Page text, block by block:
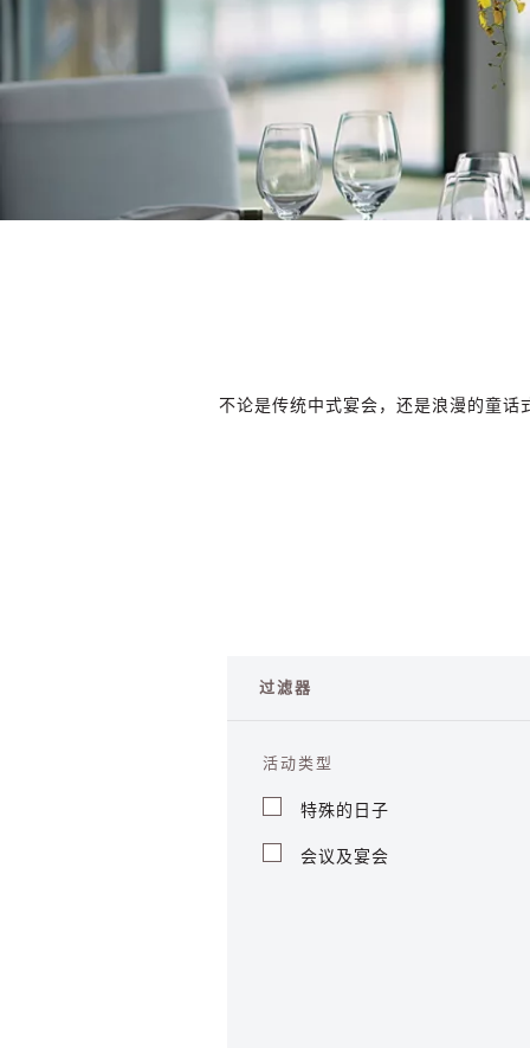
不论是传统中式宴会，还是浪漫的童
过滤器
活动类型
特殊的日子
会议及宴会